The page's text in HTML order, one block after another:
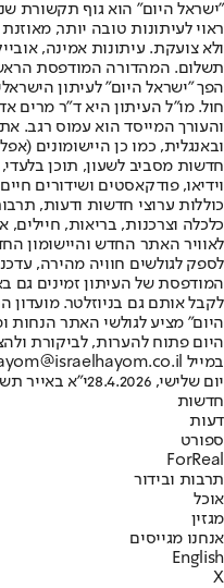
"ישראל היום" הוא גוף תקשורת
ראוי לעיתונות טובה יותר,
ולא צועקת. עיתונות אמינה,
הפך "ישראל היום" לעיתון
חול. מו"ל העיתון היא ד"ר מרים
והעורך המייסד הוא עמוס רגב.
חדשות מסביב לשעון, תוכן בלעדי,
וידיאו, פודקאסטים ושידורים
כוללות ערוצי חדשות ודעות,
לאוויר האתר החדש והיישומון
לספק לגולשים חוויה מהירה,
המודפסת של העיתון זמינים גם
לקבל אותם גם בניוזלטר.
היום" מציע לגולשי האתר הנחות
היום פתוח להערות, לביקורת
במייל hayom@israelhayom.co.il.
יום שלישי, 28.4.2026
י"א באייר
חדשות
דעות
ספורט
ForReal
תרבות ובידור
אוכל
מגזין
אנחנו מגייסים
English
X